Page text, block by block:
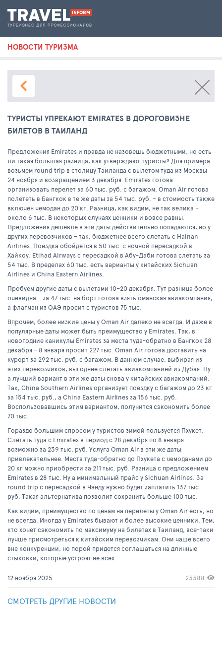
НОВОСТИ ТУРИЗМА
ТУРИСТЫ УПРЕКАЮТ EMIRATES В ДОРОГОВИЗНЕ
БИЛЕТОВ В ТАИЛАНД
Предложения Emirates и правда не назовешь бюджетными, но есть
ли такая большая разница, как утверждают туристы? Для примера
возьмем round trip в столицу Таиланда с вылетом туда из Москвы
24 ноября и возвращением 3 декабря. Emirates готова
организовать перелет за 60 тыс. руб. с багажом. Oman Air готова
полететь в Бангкок в те же даты за 54 тыс. руб. – в стоимость также
включен чемодан до 20 кг. Разница, как видим, не так велика –
около 6 тыс. В некоторых случаях ценники и вовсе равны.
Предложения дешевле в эти даты действительно попадаются, но у
других перевозчиков – так, бюджетнее всего слетать с Hainan
Airlines. Поездка обойдется в 50 тыс. с ночной пересадкой в
Хайкоу. Etihad Airways с пересадкой в Абу-Даби готова слетать за
54 тыс. В пределах 60 тыс. есть варианты у китайских Sichuan
Airlines и China Eastern Airlines.
Пробуем другие даты с вылетами 10–20 декабря. Тут разница более
очевидна – за 47 тыс. на борт готова взять оманская авиакомпания,
а флагман из ОАЭ просит с туристов 75 тыс.
Впрочем, более низкие цены у Oman Air далеко не всегда. И даже в
популярные даты может быть преимущество у Emirates. Так, в
новогодние каникулы Emirates за места туда-обратно в Бангкок 28
декабря – 8 января просит 227 тыс. Oman Air готова доставить на
курорт за 292 тыс. руб. с багажом. В данном случае, выбирая из
этих перевозчиков, выгоднее слетать авиакомпанией из Дубая. Ну
а лучший вариант в эти же даты снова у китайских авиакомпаний.
Так, China Southern Airlines организует поездку с багажом до 23 кг
за 154 тыс. руб., а China Eastern Airlines за 156 тыс. руб.
Воспользовавшись этим вариантом, получится сэкономить более
70 тыс.
Гораздо большим спросом у туристов зимой пользуется Пхукет.
Слетать туда с Emirates в период с 28 декабря по 8 января
возможно за 239 тыс. руб. Услуга Oman Air в эти же даты
привлекательнее. Места туда-обратно до Пхукета с чемоданами до
20 кг можно приобрести за 211 тыс. руб. Разница с предложением
Emirates в 28 тыс. Ну а минимальный прайс у Sichuan Airlines. За
round trip с пересадкой в Чэнду нужно будет заплатить 137 тыс.
руб. Такая альтернатива позволит сохранить больше 100 тыс.
Как видим, преимущество по ценам на перелеты у Oman Air есть, но
не всегда. Иногда у Emirates бывают и более высокие ценники. Тем,
кто хочет сэкономить по максимуму на билетах в Таиланд, все-таки
лучше присмотреться к китайским перевозчикам. Они чаще всего
вне конкуренции, но порой придется соглашаться на длинные
стыковки, которые устроят не всех.
12 ноября 2025 23388
СМОТРЕТЬ ДРУГИЕ НОВОСТИ